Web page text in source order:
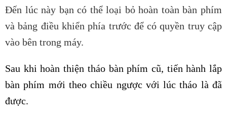
Đến lúc này bạn có thể loại bỏ hoàn toàn bàn phím
và bảng điều khiển phía trước để có quyền truy cập
vào bên trong máy.
Sau khi hoàn thiện tháo bàn phím cũ, tiến hành lắp
bàn phím mới theo chiều ngược với lúc tháo là đã
được.